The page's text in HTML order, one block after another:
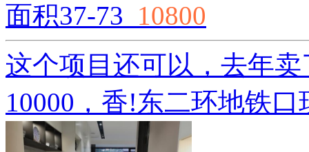
面积37-73 10800
这个项目还可以，去年
10000，香!东二环地铁